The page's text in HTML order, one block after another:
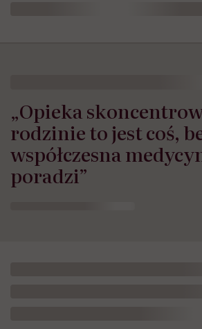
„Opieka
rodzinie to jest coś,
współczesna
poradzi”